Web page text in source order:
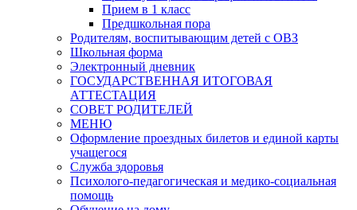
Прием в 1 класс
Предшкольная пора
Родителям, воспитывающим детей с ОВЗ
Школьная форма
Электронный дневник
ГОСУДАРСТВЕННАЯ ИТОГОВАЯ
АТТЕСТАЦИЯ
СОВЕТ РОДИТЕЛЕЙ
МЕНЮ
Оформление проездных билетов и единой карты
учащегося
Служба здоровья
Психолого-педагогическая и медико-социальная
помощь